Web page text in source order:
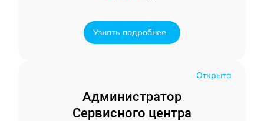
Узнать подробнее
Открыта
Администратор
Сервисного центра